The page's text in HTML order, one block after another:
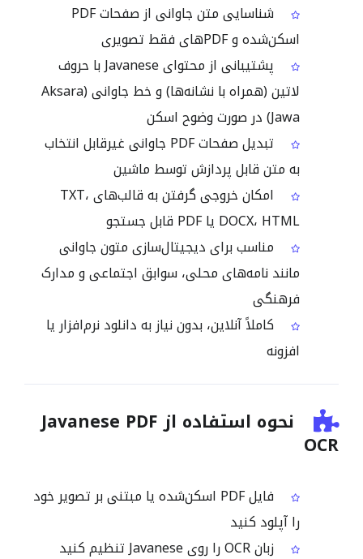
شناسایی متن جاوانی از صفحات PDF
اسکن‌شده و PDFهای فقط تصویری
پشتیبانی از محتوای Javanese با حروف
لاتین (همراه با نشانه‌ها) و خط جاوانی (Aksara
Jawa) در صورت وضوح اسکن
تبدیل صفحات PDF جاوانی غیرقابل انتخاب
به متن قابل پردازش توسط ماشین
امکان خروجی گرفتن به قالب‌های TXT،
DOCX، HTML یا PDF قابل جستجو
مناسب برای دیجیتال‌سازی متون جاوانی
مانند نامه‌های محلی، سوابق اجتماعی و مدارک
فرهنگی
کاملاً آنلاین، بدون نیاز به دانلود نرم‌افزار یا
افزونه
نحوه استفاده از Javanese PDF
OCR
فایل PDF اسکن‌شده یا مبتنی بر تصویر خود
را آپلود کنید
زبان OCR را روی Javanese تنظیم کنید